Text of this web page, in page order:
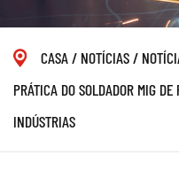
CASA/ NOTÍCIAS/
PRÁTICA DO SOLDADOR MIG
INDÚSTRIAS